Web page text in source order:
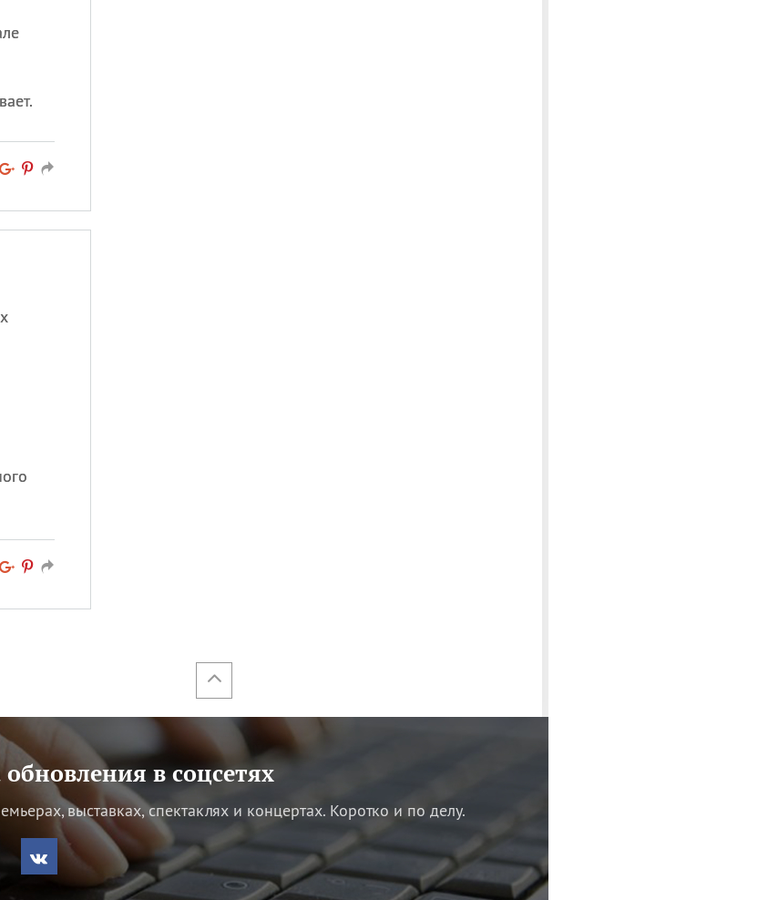
в соцсетях
выставках, спектаклях и концертах. Коротко и по делу.